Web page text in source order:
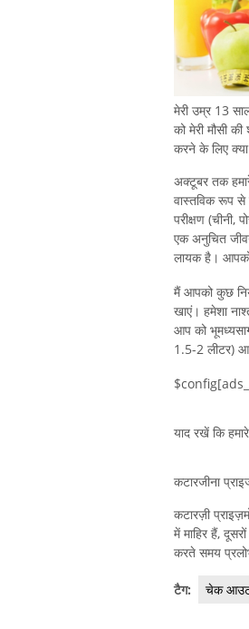
मेरी उम्र 13
को मेरी मौसी
करने के लिए क्या
अक्टूबर तक
वास्तविक रूप
परीक्षण (चीनी,
एक अनुचित
लायक है। आपको
मैं आपको कुछ
खाएं। हमेशा
आप को
1.5-2 लीटर)
याद रखें कि
कटारजीना
कटारज़ी
में माहिर हैं,
करते समय
टैग: चेक